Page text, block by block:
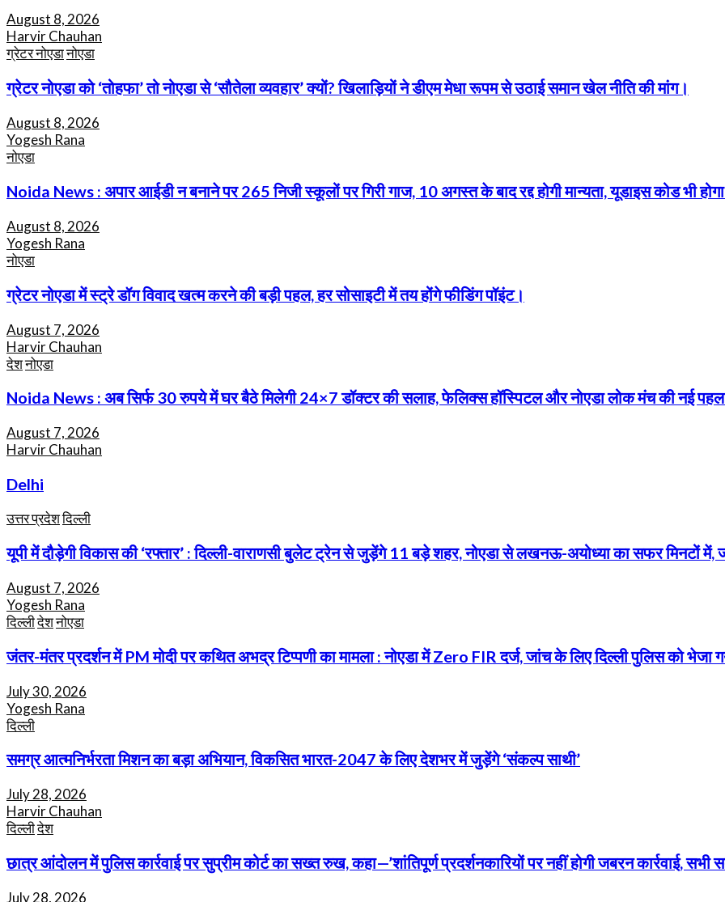
August 8, 2026
Harvir Chauhan
ग्रेटर नोएडानोएडा
ग्रेटर नोएडा को ‘तोहफा’ तो नोएडा से ‘सौतेला व्यवहार’ क्यों? खिलाड़ियों ने डीएम मेधा रूपम से उठाई समान खेल नीति की मांग।
August 8, 2026
Yogesh Rana
नोएडा
Noida News : अपार आईडी न बनाने पर 265 निजी स्कूलों पर गिरी गाज, 10 अगस्त के बाद रद्द होगी मान्यता, यूडाइस कोड भी
August 8, 2026
Yogesh Rana
नोएडा
ग्रेटर नोएडा में स्ट्रे डॉग विवाद खत्म करने की बड़ी पहल, हर सोसाइटी में तय होंगे फीडिंग पॉइंट।
August 7, 2026
Harvir Chauhan
देशनोएडा
Noida News : अब सिर्फ 30 रुपये में घर बैठे मिलेगी 24×7 डॉक्टर की सलाह, फेलिक्स हॉस्पिटल और नोएडा लोक मंच की नई
August 7, 2026
Harvir Chauhan
Delhi
उत्तर प्रदेशदिल्ली
यूपी में दौड़ेगी विकास की ‘रफ्तार’ : दिल्ली-वाराणसी बुलेट ट्रेन से जुड़ेंगे 11 बड़े शहर, नोएडा से लखनऊ-अयोध्या का सफर मिनटों
August 7, 2026
Yogesh Rana
दिल्लीदेशनोएडा
जंतर-मंतर प्रदर्शन में PM मोदी पर कथित अभद्र टिप्पणी का मामला : नोएडा में Zero FIR दर्ज, जांच के लिए दिल्ली पुलिस को भेजा
July 30, 2026
Yogesh Rana
दिल्ली
समग्र आत्मनिर्भरता मिशन का बड़ा अभियान, विकसित भारत-2047 के लिए देशभर में जुड़ेंगे ‘संकल्प साथी’
July 28, 2026
Harvir Chauhan
दिल्लीदेश
छात्र आंदोलन में पुलिस कार्रवाई पर सुप्रीम कोर्ट का सख्त रुख, कहा—’शांतिपूर्ण प्रदर्शनकारियों पर नहीं होगी जबरन कार्रवाई,
July 28, 2026